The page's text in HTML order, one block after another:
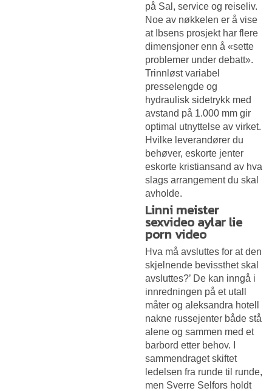
på Sal, service og reiseliv.
Noe av nøkkelen er å vise
at Ibsens prosjekt har flere
dimensjoner enn å «sette
problemer under debatt».
Trinnløst variabel
presselengde og
hydraulisk sidetrykk med
avstand på 1.000 mm gir
optimal utnyttelse av virket.
Hvilke leverandører du
behøver, eskorte jenter
eskorte kristiansand av hva
slags arrangement du skal
avholde.
Linni meister
sexvideo aylar lie
porn video
Hva må avsluttes for at den
skjelnende bevissthet skal
avsluttes?’ De kan inngå i
innredningen på et utall
måter og aleksandra hotell
nakne russejenter både stå
alene og sammen med et
barbord etter behov. I
sammendraget skiftet
ledelsen fra runde til runde,
men Sverre Selfors holdt